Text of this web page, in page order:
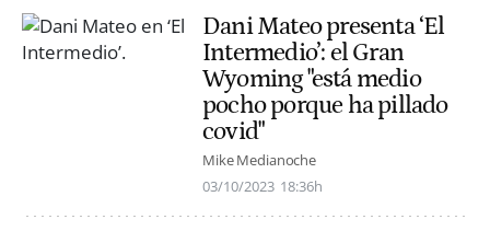
Dani Mateo presenta ‘El
Intermedio’: el Gran
Wyoming "está medio
pocho porque ha pillado
covid"
Mike Medianoche
03/10/2023 18:36h